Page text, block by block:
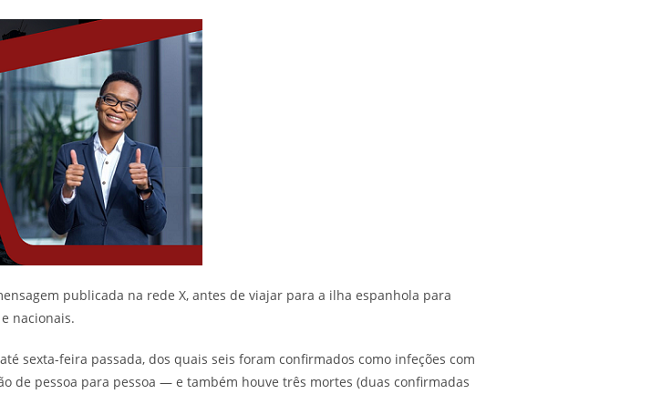
publicada na rede X, antes de viajar para a ilha espanhola para
nacionais.
sexta-feira passada, dos quais seis foram confirmados como infeções com
pessoa para pessoa — e também houve três mortes (duas confirmadas